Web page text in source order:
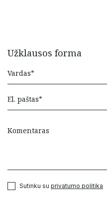
Užklausos forma
Sutinku su privatumo politika